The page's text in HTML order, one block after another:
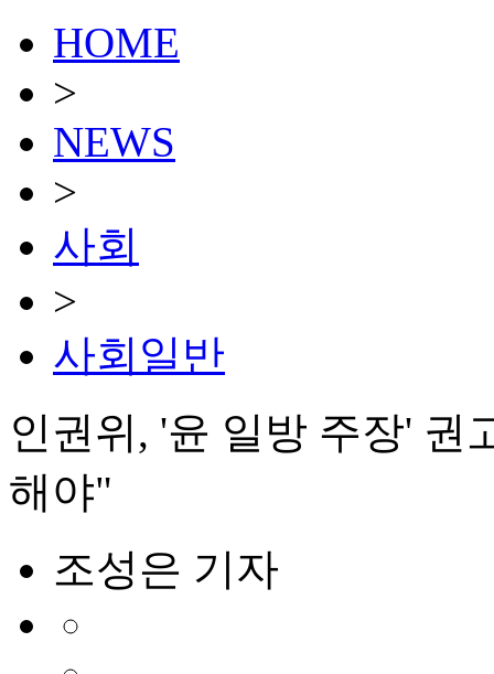
HOME
>
NEWS
>
사회
>
사회일반
인권위, '윤 일방 주장'
해야"
조성은 기자